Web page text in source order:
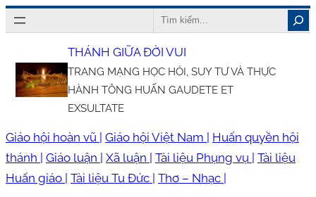
Chuyển
đến
nội
dung
Search
THÁNH GIỮA ĐỜI VUI
TRANG MẠNG HỌC HỎI, SUY TƯ VÀ THỰC
HÀNH TÔNG HUẤN GAUDETE ET
EXSULTATE
Giáo hội hoàn vũ | Giáo hội Việt Nam | Huấn quyền hội
thánh | Giáo luận | Xã luận | Tài liệu Phụng vụ | Tài liệu
Huấn giáo | Tài liệu Tu Đức | Thơ – Nhạc |